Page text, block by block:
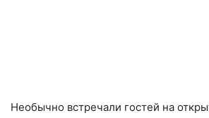
Необычно встречали гостей на